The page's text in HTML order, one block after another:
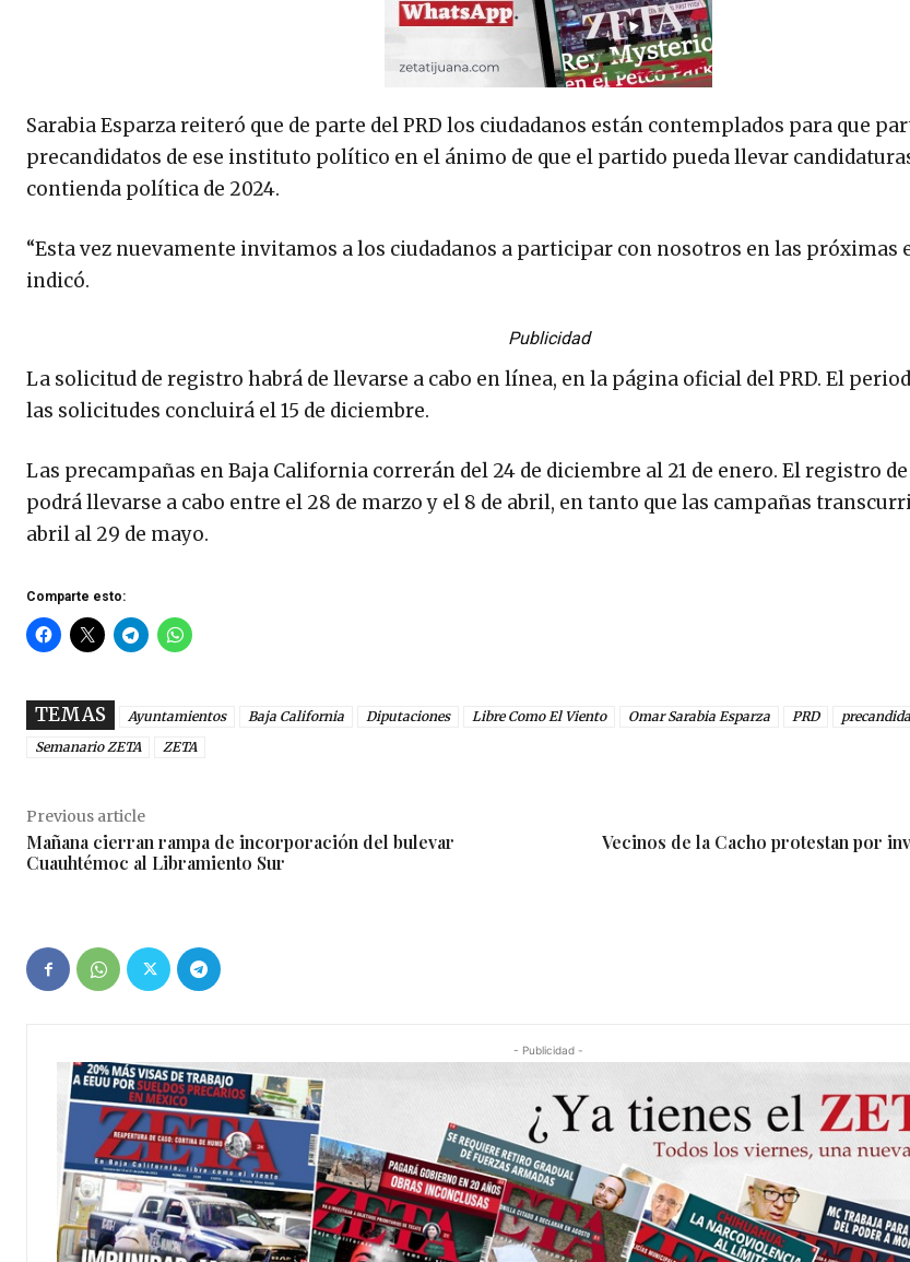
Sarabia Esparza reiteró que de parte del PRD los ciudadanos están contemplados para que
precandidatos de ese instituto político en el ánimo de que el partido pueda llevar
contienda política de 2024.
“Esta vez nuevamente invitamos a los ciudadanos a participar con nosotros en las próximas
indicó.
Publicidad
La solicitud de registro habrá de llevarse a cabo en línea, en la página oficial del PRD. El
las solicitudes concluirá el 15 de diciembre.
Las precampañas en Baja California correrán del 24 de diciembre al 21 de enero. El registro
podrá llevarse a cabo entre el 28 de marzo y el 8 de abril, en tanto que las campañas
abril al 29 de mayo.
Comparte esto:
TEMAS Ayuntamientos Baja California Diputaciones Libre Como El Viento Omar Sarabia Esparza PRD
Semanario ZETA
ZETA
Previous article
Mañana cierran rampa de incorporación del bulevar
Cuauhtémoc al Libramiento Sur
Vecinos de la Cacho protestan por
- Publicidad -